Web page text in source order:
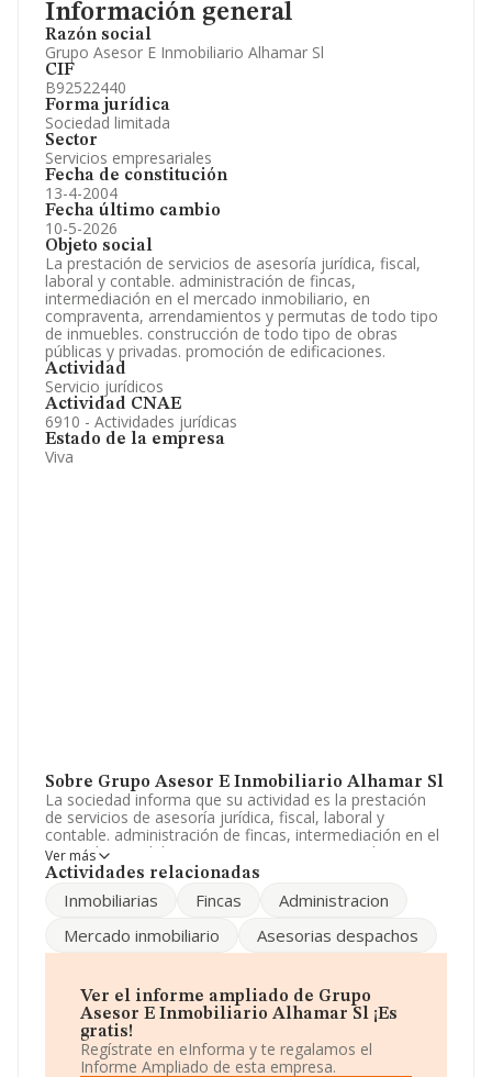
Información general
Razón social
Grupo Asesor E Inmobiliario Alhamar Sl
CIF
B92522440
Forma jurídica
Sociedad limitada
Sector
Servicios empresariales
Fecha de constitución
13-4-2004
Fecha último cambio
10-5-2026
Objeto social
La prestación de servicios de asesoría jurídica, fiscal,
laboral y contable. administración de fincas,
intermediación en el mercado inmobiliario, en
compraventa, arrendamientos y permutas de todo tipo
de inmuebles. construcción de todo tipo de obras
públicas y privadas. promoción de edificaciones.
Actividad
Servicio jurídicos
Actividad CNAE
6910 - Actividades jurídicas
Estado de la empresa
Viva
Sobre Grupo Asesor E Inmobiliario Alhamar Sl
La sociedad informa que su actividad es la prestación
de servicios de asesoría jurídica, fiscal, laboral y
contable. administración de fincas, intermediación en el
mercado inmobiliario, en compraventa, arrendamientos
y permutas de todo tipo de inmuebles. construcción de
edificaciones. La empresa está registrada como
'Actividades jurídicas', código 6910. La sociedad no tiene
actividad en mercados exteriores.
El correo electrónico esgrupo_alhamar@yahoo.es
La empresa
Grupo Asesor e Inmobiliario Alhamar
, con CIF B92522440, tiene domicilio fiscal en Paseo
Maritimo Rey De España núm. 20 3º B, (29640), en el
Ver más
Actividades relacionadas
Inmobiliarias Fincas
Administracion
Mercado inmobiliario
Asesorias despachos
Ver el informe ampliado de Grupo
Asesor E Inmobiliario Alhamar Sl ¡Es
gratis!
Regístrate en eInforma y te regalamos el
Informe Ampliado de esta empresa.